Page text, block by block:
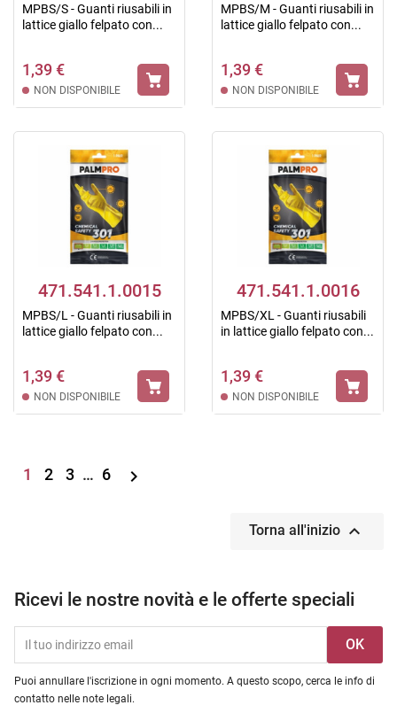
MPBS/S - Guanti riusabili in
lattice giallo felpato con...
1,39 €
NON DISPONIBILE
MPBS/M - Guanti riusabili in
lattice giallo felpato con...
1,39 €
NON DISPONIBILE
471.541.1.0015
MPBS/L - Guanti riusabili in
lattice giallo felpato con...
1,39 €
NON DISPONIBILE
471.541.1.0016
MPBS/XL - Guanti riusabili
in lattice giallo felpato con...
1,39 €
NON DISPONIBILE
1 2 3 … 6 
Torna all'inizio 
Ricevi le nostre novità e le offerte speciali
Puoi annullare l'iscrizione in ogni momento. A questo scopo, cerca le info di
contatto nelle note legali.